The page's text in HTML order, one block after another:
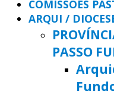
COMISSÕES
ARQUI /
PASSO